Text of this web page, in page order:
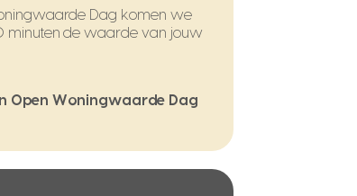
Dag komen we
minuten de waarde van jouw
Open Woningwaarde Dag